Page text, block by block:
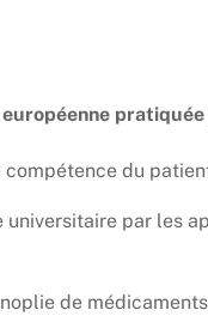
compétence du
par les
de médicaments